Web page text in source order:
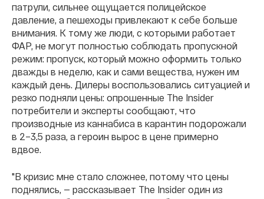
патрули, сильнее ощущается полицейское
давление, а пешеходы привлекают к себе больше
внимания. К тому же люди, с которыми работает
ФАР, не могут полностью соблюдать пропускной
режим: пропуск, который можно оформить только
дважды в неделю, как и сами вещества, нужен им
каждый день. Дилеры воспользовались ситуацией и
резко подняли цены: опрошенные The Insider
потребители и эксперты сообщают, что
производные из каннабиса в карантин подорожали
в 2–3,5 раза, а героин вырос в цене примерно
вдвое.
"В кризис мне стало сложнее, потому что цены
поднялись, — рассказывает The Insider один из